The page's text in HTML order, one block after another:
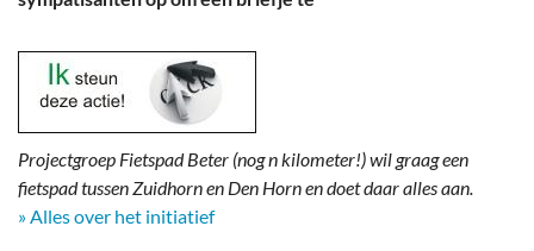
Projectgroep Fietspad Beter (nog n kilometer!) wil graag een
fietspad tussen Zuidhorn en Den Horn en doet daar alles aan.
» Alles over het initiatief